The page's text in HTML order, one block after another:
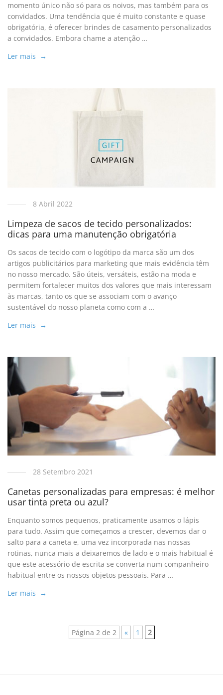
momento único não só para os noivos, mas também para os
convidados. Uma tendência que é muito constante e quase
obrigatória, é oferecer brindes de casamento personalizados
a convidados. Embora chame a atenção …
Ler mais →
8 Abril 2022
Limpeza de sacos de tecido personalizados:
dicas para uma manutenção obrigatória
Os sacos de tecido com o logótipo da marca são um dos
artigos publicitários para marketing que mais evidência têm
no nosso mercado. São úteis, versáteis, estão na moda e
permitem fortalecer muitos dos valores que mais interessam
às marcas, tanto os que se associam com o avanço
sustentável do nosso planeta como com a …
Ler mais →
28 Setembro 2021
Canetas personalizadas para empresas: é melhor
usar tinta preta ou azul?
Enquanto somos pequenos, praticamente usamos o lápis
para tudo. Assim que começamos a crescer, devemos dar o
salto para a caneta e, uma vez incorporada nas nossas
rotinas, nunca mais a deixaremos de lado e o mais habitual é
que este acessório de escrita se converta num companheiro
habitual entre os nossos objetos pessoais. Para …
Ler mais →
Página 2 de 2 « 1 2